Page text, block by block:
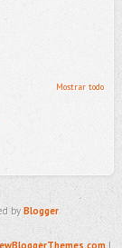
Mostrar todo
by Blogger
|